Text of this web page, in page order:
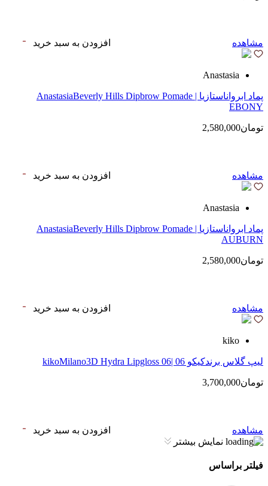
مشاهده افزودن به سبد خرید
Anastasia
پماد ابرواناستازیا | AnastasiaBeverly Hills Dipbrow Pomade
EBONY
تومان2,580,000
مشاهده افزودن به سبد خرید
Anastasia
پماد ابرواناستازیا | AnastasiaBeverly Hills Dipbrow Pomade
AUBURN
تومان2,580,000
مشاهده افزودن به سبد خرید
kiko
لیپ گلاس‌ برندکیکو 06 |kikoMilano3D Hydra Lipgloss 06
تومان3,700,000
مشاهده
افزودن به سبد خرید
نمایش بیشتر
فیلتر براساس